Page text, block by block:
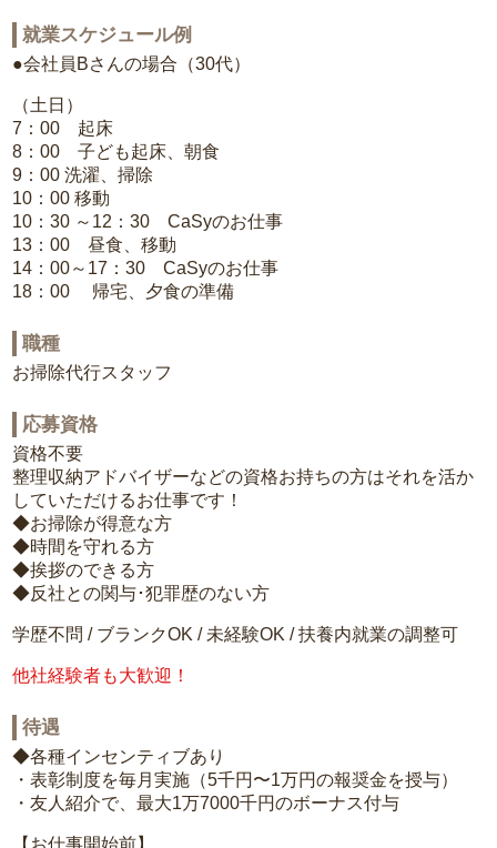
就業スケジュール例
●会社員Bさんの場合（30代）
（土日）
7：00 起床
8：00 子ども起床、朝食
9：00 洗濯、掃除
10：00 移動
10：30 ～12：30 CaSyのお仕事
13：00 昼食、移動
14：00～17：30 CaSyのお仕事
18：00 帰宅、夕食の準備
職種
お掃除代行スタッフ
応募資格
資格不要
整理収納アドバイザーなどの資格お持ちの方はそれを活か
していただけるお仕事です！
◆お掃除が得意な方
◆時間を守れる方
◆挨拶のできる方
◆反社との関与･犯罪歴のない方
学歴不問 / ブランクOK / 未経験OK / 扶養内就業の調整可
他社経験者も大歓迎！
待遇
◆各種インセンティブあり
・表彰制度を毎月実施（5千円〜1万円の報奨金を授与）
・友人紹介で、最大1万7000千円のボーナス付与